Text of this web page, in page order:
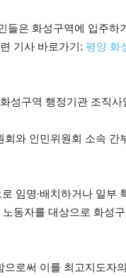
들은 화성구역에 입주하
기사 바로가기: 평양 화
성구역 행정기관 조직
와 인민위원회 소속 간
임명·배치하거나 일부
동자를 대상으로 화성
로써 이를 최고지도자